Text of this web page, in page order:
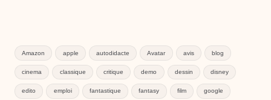
Amazon apple autodidacte Avatar avis blog
cinema classique critique demo dessin disney
edito emploi fantastique fantasy film google